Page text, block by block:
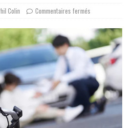
Colin Commentaires fermés